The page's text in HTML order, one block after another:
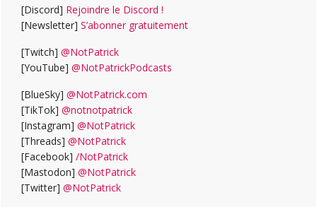
[Discord] Rejoindre le Discord !
[Newsletter] S’abonner gratuitement
[Twitch] @NotPatrick
[YouTube] @NotPatrickPodcasts
[BlueSky] @NotPatrick.com
[TikTok] @notnotpatrick
[Instagram] @NotPatrick
[Threads] @NotPatrick
[Facebook] /NotPatrick
[Mastodon] @NotPatrick
[Twitter] @NotPatrick